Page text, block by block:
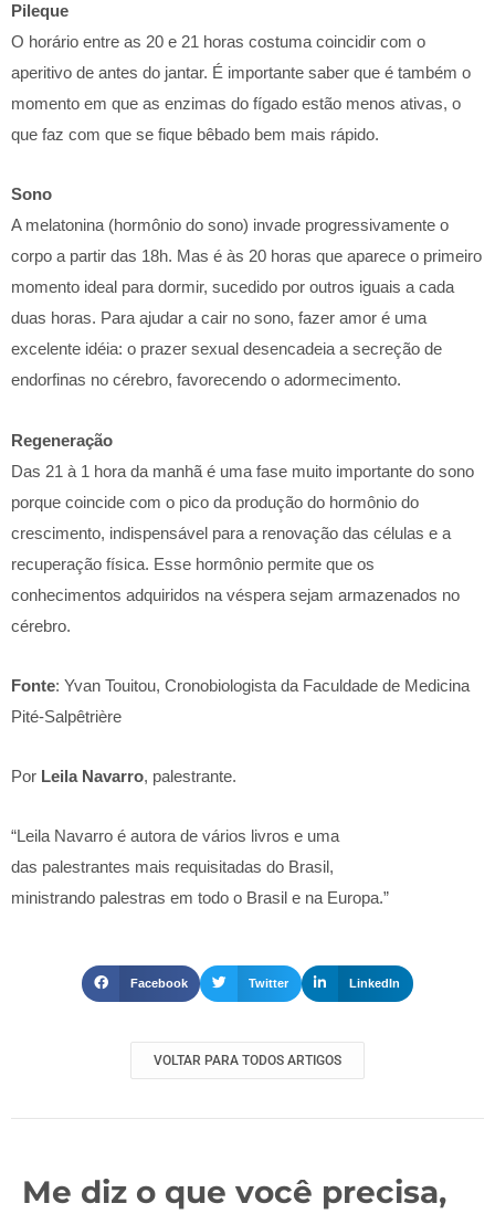
Pileque
O horário entre as 20 e 21 horas costuma coincidir com o
aperitivo de antes do jantar. É importante saber que é também o
momento em que as enzimas do fígado estão menos ativas, o
que faz com que se fique bêbado bem mais rápido.
Sono
A melatonina (hormônio do sono) invade progressivamente o
corpo a partir das 18h. Mas é às 20 horas que aparece o primeiro
momento ideal para dormir, sucedido por outros iguais a cada
duas horas. Para ajudar a cair no sono, fazer amor é uma
excelente idéia: o prazer sexual desencadeia a secreção de
endorfinas no cérebro, favorecendo o adormecimento.
Regeneração
Das 21 à 1 hora da manhã é uma fase muito importante do sono
porque coincide com o pico da produção do hormônio do
crescimento, indispensável para a renovação das células e a
recuperação física. Esse hormônio permite que os
conhecimentos adquiridos na véspera sejam armazenados no
cérebro.
Fonte: Yvan Touitou, Cronobiologista da Faculdade de Medicina
Pité-Salpêtrière
Por Leila Navarro, palestrante.
“Leila Navarro é autora de vários livros e uma
das palestrantes mais requisitadas do Brasil,
ministrando palestras em todo o Brasil e na Europa.”
Facebook Twitter LinkedIn
VOLTAR PARA TODOS ARTIGOS
Me diz o que você precisa,